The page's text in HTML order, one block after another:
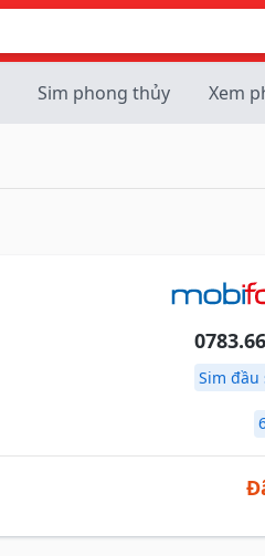
Sim phong thủy Xem
Sim đầu